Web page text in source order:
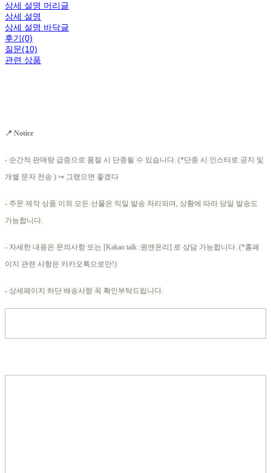
상세 설명 머리글
상세 설명
상세 설명 바닥글
후기(0)
질문(10)
관련 상품
📍 Notice
- 순간적 판매량 급증으로 품절 시 단종될 수 있습니다. (*단종 시 인스타로 공지 및
개별 문자 전송 ) ↪ 그랬으면 좋겠다
- 주문 제작 상품 이외 모든 선물은 익일 발송 처리되며, 상황에 따라 당일 발송도
가능합니다.
- 자세한 내용은 문의사항 또는 [Kakao talk :원앤온리] 로 상담 가능합니다. (*홈페
이지 관련 사항은 카카오톡으로만!)
- 상세페이지 하단 배송사항 꼭 확인부탁드립니다.